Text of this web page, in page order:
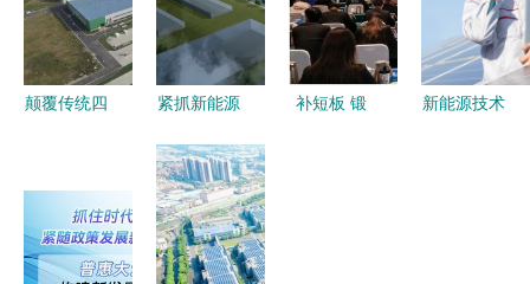
级
型启示
+技术服务
一览
化服务提速
新能源技术
颠覆传统四
可持续发展
树立样板
紧抓新能源
遇，行业巨
头加速布局
新能源汽车
补短板 锻
新能源技术